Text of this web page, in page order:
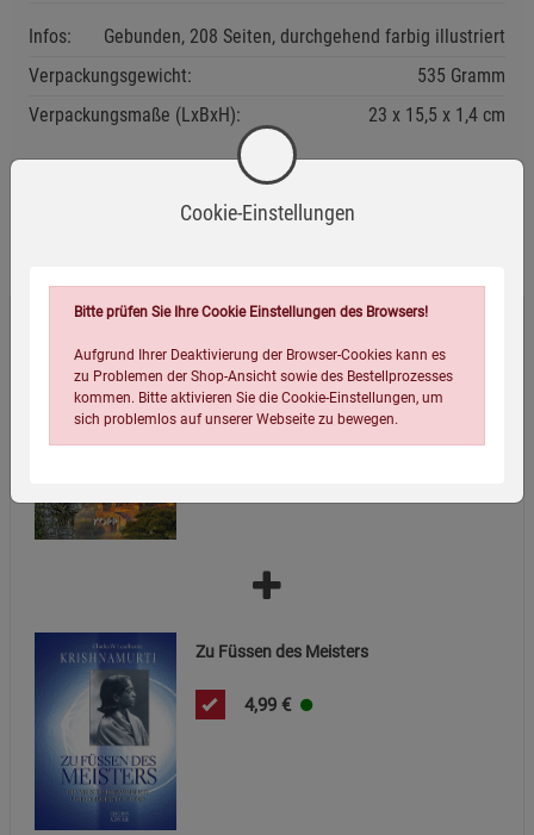
Infos:
Gebunden, 208 Seiten, durchgehend farbig illustriert
Verpackungsgewicht:
535 Gramm
Verpackungsmaße (LxBxH):
23 15,5 1,4 cm
Mängelartikel
5,95 €
Zu Füssen des Meisters
4,99 €
Cookie-Einstellungen
Bitte prüfen Sie Ihre Cookie Einstellungen des Browsers!
Aufgrund Ihrer Deaktivierung der Browser-Cookies kann es
zu Problemen der Shop-Ansicht sowie des Bestellprozesses
kommen. Bitte aktivieren Sie die Cookie-Einstellungen, um
sich problemlos auf unserer Webseite zu bewegen.
Einstellungen speichern für die Gruppe
Zurück Einstellungen speichern für die Gruppe
Einwilligung nicht erteilen
Notwendige Cookies (5)
Beschreibung Notwendige Cookies